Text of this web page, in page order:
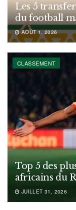
Les 5
du football
AOÛT 1, 2026
CLASSEMENT
Top 5 des
africains du
JUILLET 31, 2026